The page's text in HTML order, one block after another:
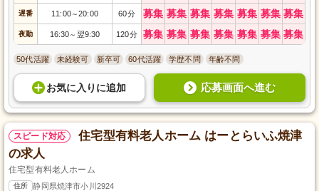
遅番 11:00～20:00 60分 募集 募集 募集 募集 募集 募集 募集
夜勤 16:30～ 翌9:30 120分 募集 募集 募集 募集 募集 募集 募集
50代活躍 未経験可 新卒可 60代活躍 学歴不問 年齢不問
お気に入り に追加 応募画面へ進む
スピード対応
住宅型有料老人ホーム はーとらいふ焼津
の求人
住宅型有料老人ホーム
住所 静岡県焼津市小川2924